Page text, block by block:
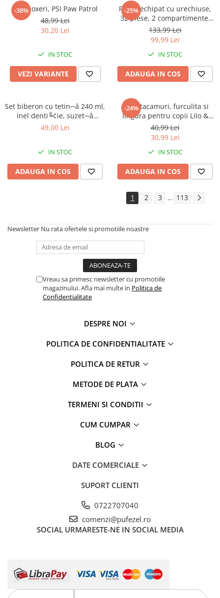
-38%
Slip boxeri, PSI Paw Patrol
48,99 Lei
30,20 Lei
IN STOC
VEZI VARIANTE
-25%
Penar echipat cu urechiuse,
32 piese, 2 compartimente,
Gabby's Dollhouse
133,99 Lei
99,99 Lei
IN STOC
ADAUGA IN COS
Set biberon cu tetin─â 240 ml,
inel denti╚¢ie, suzet─â
ortodontic─â ╚Öi suport
49,00 Lei
IN STOC
ADAUGA IN COS
-24%
Set 2 tacamuri, furculita si
lingura pentru copii Lilo &
Stitch 15.5 cm
40,99 Lei
30,99 Lei
IN STOC
ADAUGA IN COS
1 2 3 ... 113
Newsletter Nu rata ofertele si promotiile noastre
Vreau sa primesc newsletter cu promotiile
magazinului. Afla mai multe in Politica de
Confidentialitate
DESPRE NOI
POLITICA DE CONFIDENTIALITATE
POLITICA DE RETUR
METODE DE PLATA
TERMENI SI CONDITII
CUM CUMPAR
BLOG
DATE COMERCIALE
SUPORT CLIENTI
0722707040
comenzi@pufezel.ro
SOCIAL URMARESTE-NE IN SOCIAL MEDIA